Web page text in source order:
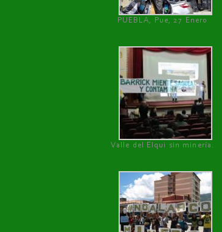
PUEBLA, Pue, 27 Enero
Valle del Elqui sin minería.